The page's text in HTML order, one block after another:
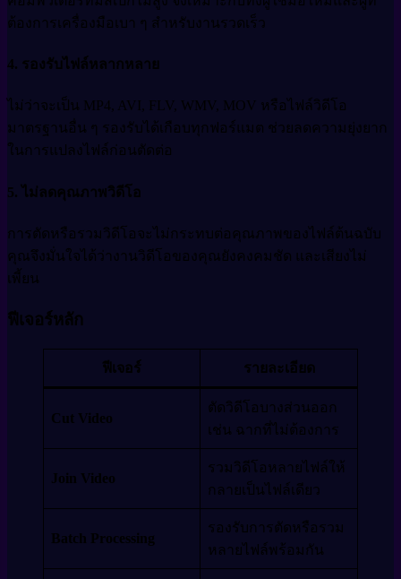
ต้องการเครื่องมือเบา ๆ สำหรับงานรวดเร็ว
4. รองรับไฟล์หลากหลาย
ไม่ว่าจะเป็น MP4, AVI, FLV, WMV, MOV หรือไฟล์วิดีโอ
มาตรฐานอื่น ๆ รองรับได้เกือบทุกฟอร์แมต ช่วยลดความยุ่งยาก
ในการแปลงไฟล์ก่อนตัดต่อ
5. ไม่ลดคุณภาพวิดีโอ
การตัดหรือรวมวิดีโอจะไม่กระทบต่อคุณภาพของไฟล์ต้นฉบับ
คุณจึงมั่นใจได้ว่างานวิดีโอของคุณยังคงคมชัด และเสียงไม่
เพี้ยน
ฟีเจอร์หลัก
ฟีเจอร์ รายละเอียด
Cut Video
ตัดวิดีโอบางส่วนออก
เช่น ฉากที่ไม่ต้องการ
Join Video
รวมวิดีโอหลายไฟล์ให้
กลายเป็นไฟล์เดียว
Batch Processing
รองรับการตัดหรือรวม
หลายไฟล์พร้อมกัน